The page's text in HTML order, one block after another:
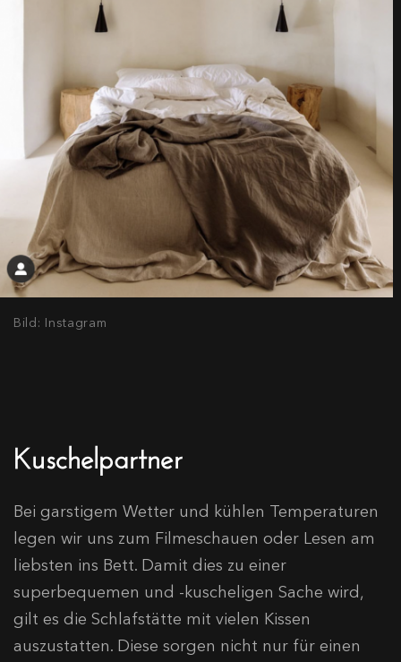
Bild: Instagram
Kuschelpartner
Bei garstigem Wetter und kühlen Temperaturen
legen wir uns zum Filmeschauen oder Lesen am
liebsten ins Bett. Damit dies zu einer
superbequemen und -kuscheligen Sache wird,
gilt es die Schlafstätte mit vielen Kissen
auszustatten. Diese sorgen nicht nur für einen